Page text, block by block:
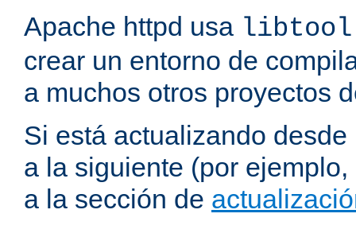
Apache httpd usa libtool
crear un entorno de
a muchos otros proyectos
Si está actualizando
a la siguiente (por
a la sección de